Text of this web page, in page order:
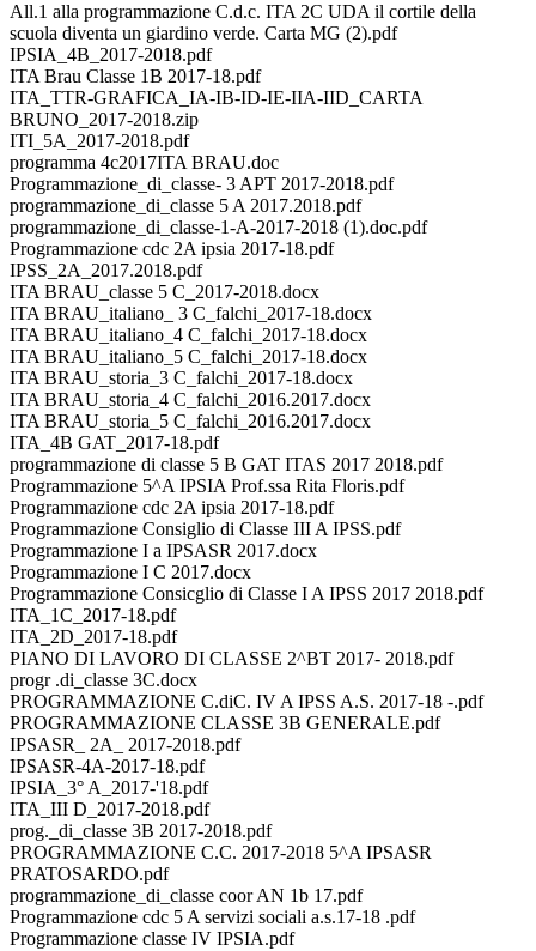
All.1 alla programmazione C.d.c. ITA 2C UDA il cortile della
scuola diventa un giardino verde. Carta MG (2).pdf
IPSIA_4B_2017-2018.pdf
ITA Brau Classe 1B 2017-18.pdf
ITA_TTR-GRAFICA_IA-IB-ID-IE-IIA-IID_CARTA
BRUNO_2017-2018.zip
ITI_5A_2017-2018.pdf
programma 4c2017ITA BRAU.doc
Programmazione_di_classe- 3 APT 2017-2018.pdf
programmazione_di_classe 5 A 2017.2018.pdf
programmazione_di_classe-1-A-2017-2018 (1).doc.pdf
Programmazione cdc 2A ipsia 2017-18.pdf
IPSS_2A_2017.2018.pdf
ITA BRAU_classe 5 C_2017-2018.docx
ITA BRAU_italiano_ 3 C_falchi_2017-18.docx
ITA BRAU_italiano_4 C_falchi_2017-18.docx
ITA BRAU_italiano_5 C_falchi_2017-18.docx
ITA BRAU_storia_3 C_falchi_2017-18.docx
ITA BRAU_storia_4 C_falchi_2016.2017.docx
ITA BRAU_storia_5 C_falchi_2016.2017.docx
ITA_4B GAT_2017-18.pdf
programmazione di classe 5 B GAT ITAS 2017 2018.pdf
Programmazione 5^A IPSIA Prof.ssa Rita Floris.pdf
Programmazione cdc 2A ipsia 2017-18.pdf
Programmazione Consiglio di Classe III A IPSS.pdf
Programmazione I a IPSASR 2017.docx
Programmazione I C 2017.docx
Programmazione Consicglio di Classe I A IPSS 2017 2018.pdf
ITA_1C_2017-18.pdf
ITA_2D_2017-18.pdf
PIANO DI LAVORO DI CLASSE 2^BT 2017- 2018.pdf
progr .di_classe 3C.docx
PROGRAMMAZIONE C.diC. IV A IPSS A.S. 2017-18 -.pdf
PROGRAMMAZIONE CLASSE 3B GENERALE.pdf
IPSASR_ 2A_ 2017-2018.pdf
IPSASR-4A-2017-18.pdf
IPSIA_3° A_2017-'18.pdf
ITA_III D_2017-2018.pdf
prog._di_classe 3B 2017-2018.pdf
PROGRAMMAZIONE C.C. 2017-2018 5^A IPSASR
PRATOSARDO.pdf
programmazione_di_classe coor AN 1b 17.pdf
Programmazione cdc 5 A servizi sociali a.s.17-18 .pdf
Programmazione classe IV IPSIA.pdf